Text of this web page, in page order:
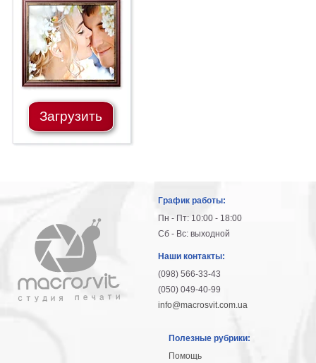
Загрузить
График работы:
Пн - Пт: 10:00 - 18:00
Сб - Вс: выходной
Наши контакты:
(098) 566-33-43
(050) 049-40-99
info@macrosvit.com.ua
Полезные рубрики:
Помощь